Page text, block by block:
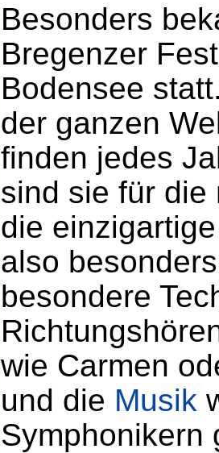
Besonders
Bregenzer
Bodensee
der ganzen
finden jedes
sind sie für
die
also
besondere
wie Carmen
und die Musik
Symphonikern